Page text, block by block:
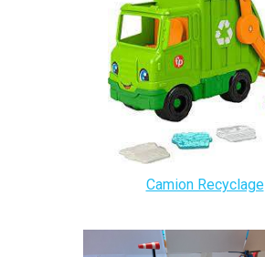
Camion Recyclage